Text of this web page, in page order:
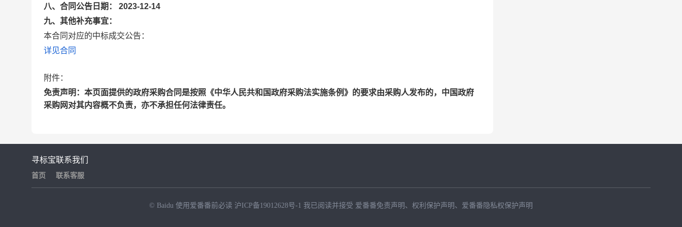
八、合同公告日期： 2023-12-14
九、其他补充事宜：
本合同对应的中标成交公告：
详见合同
附件：
免责声明：本页面提供的政府采购合同是按照《中华人民共和国政府采购法实施条例》的要求由采购人发布的，中国政府
采购网对其内容概不负责，亦不承担任何法律责任。
寻标宝
首页
联系我们
联系客服
© Baidu 使用爱番番前必读 沪ICP备19012628号-1 我已阅读并接受 爱番番免责声明 、 权利保护声明 、 爱番番隐私权保护声明